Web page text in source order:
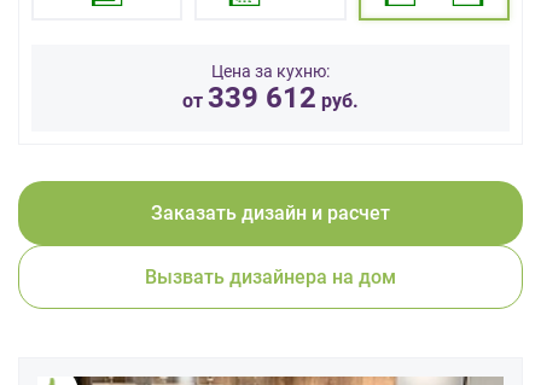
Цена за кухню:
от 339 612 руб.
Заказать дизайн и расчет
Вызвать дизайнера на дом